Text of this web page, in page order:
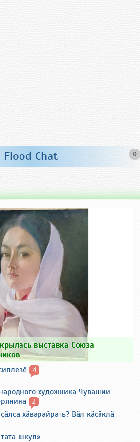
0
Flood Chat
выставка Союза
4
художника Чувашии
2
хӑварайрать? Вӑл кӑсӑклӑ
шкул»